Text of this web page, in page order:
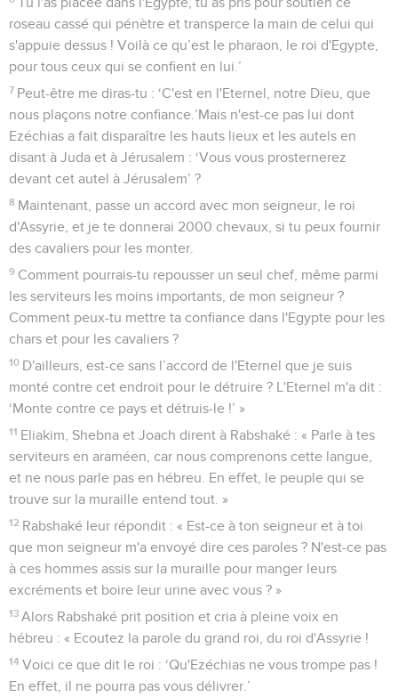
roseau cassé qui pénètre et transperce la main de celui qui
s'appuie dessus ! Voilà ce qu’est le pharaon, le roi d'Egypte,
pour tous ceux qui se confient en lui.’
7 Peut-être me diras-tu : ‘C'est en l'Eternel, notre Dieu, que
nous plaçons notre confiance.’Mais n'est-ce pas lui dont
Ezéchias a fait disparaître les hauts lieux et les autels en
disant à Juda et à Jérusalem : ‘Vous vous prosternerez
devant cet autel à Jérusalem’ ?
8 Maintenant, passe un accord avec mon seigneur, le roi
d'Assyrie, et je te donnerai 2000 chevaux, si tu peux fournir
des cavaliers pour les monter.
9 Comment pourrais-tu repousser un seul chef, même parmi
les serviteurs les moins importants, de mon seigneur ?
Comment peux-tu mettre ta confiance dans l'Egypte pour les
chars et pour les cavaliers ?
10 D'ailleurs, est-ce sans l’accord de l'Eternel que je suis
monté contre cet endroit pour le détruire ? L'Eternel m'a dit :
‘Monte contre ce pays et détruis-le !’ »
11 Eliakim, Shebna et Joach dirent à Rabshaké : « Parle à tes
serviteurs en araméen, car nous comprenons cette langue,
et ne nous parle pas en hébreu. En effet, le peuple qui se
trouve sur la muraille entend tout. »
12 Rabshaké leur répondit : « Est-ce à ton seigneur et à toi
que mon seigneur m'a envoyé dire ces paroles ? N'est-ce pas
à ces hommes assis sur la muraille pour manger leurs
excréments et boire leur urine avec vous ? »
13 Alors Rabshaké prit position et cria à pleine voix en
hébreu : « Ecoutez la parole du grand roi, du roi d'Assyrie !
14 Voici ce que dit le roi : ‘Qu'Ezéchias ne vous trompe pas !
En effet, il ne pourra pas vous délivrer.’